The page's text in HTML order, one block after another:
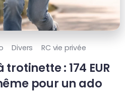
Divers RC vie privée
trotinette : 174 EUR
pour un ado